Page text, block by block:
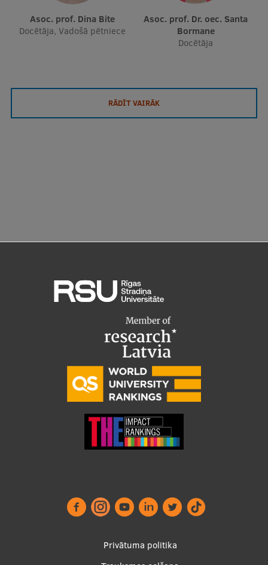
Asoc. prof. Dina Bite
Docētāja, Vadošā pētniece
Asoc. prof. Dr. oec. Santa
Bormane
Docētāja
RĀDĪT VAIRĀK
Privātuma politika